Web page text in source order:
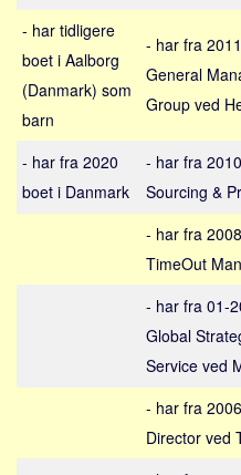
Virksomhed
Investering
Pension og opsparing
Forbrug
Social sikring og sundhed
Transport
- har tidligere
boet i Aalborg
(Danmark) som
barn
- har fra
General
Group ved
- har fra 2020
boet i Danmark
- har fra
Sourcing &
- har fra
TimeOut
- har fra 01-
Global
Service ved
- har fra
Director ved